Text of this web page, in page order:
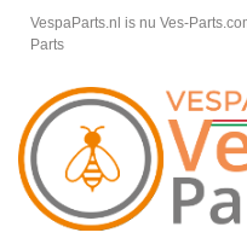
VespaParts.nl is nu Ves-
Parts